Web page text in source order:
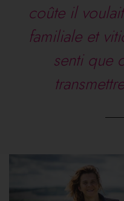
coûte il
familiale et
senti que